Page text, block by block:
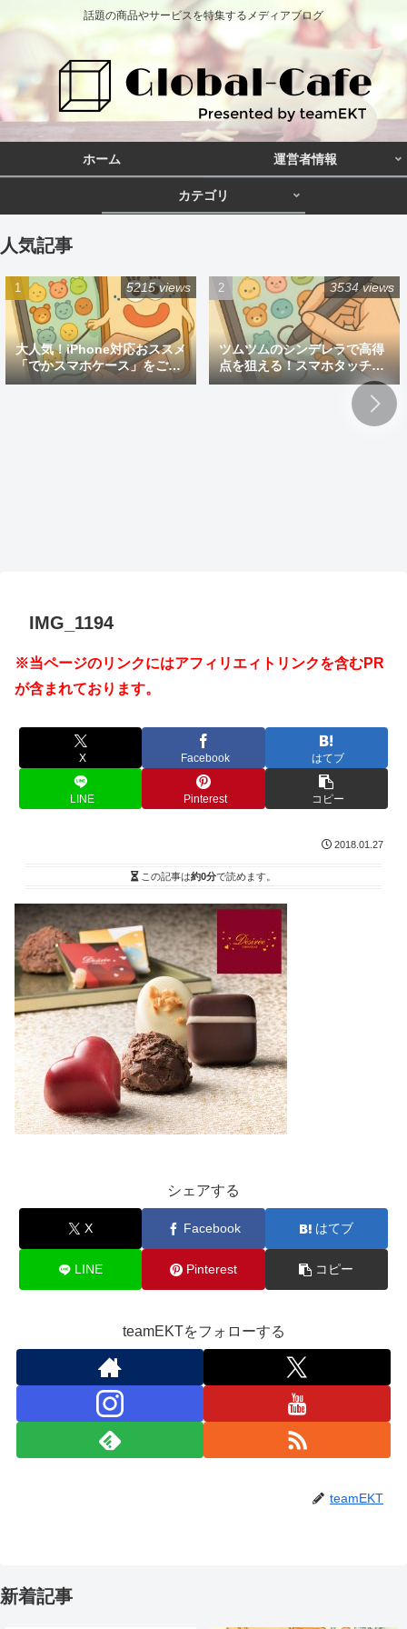
話題の商品やサービスを特集するメディアブログ
ホーム 運営者情報
カテゴリ
人気記事
大人気！iPhone対応おススメ
「でかスマホケース」をご紹
介
5215 views
ツムツムのシンデレラで高得
点を狙える！スマホタッチペ
ン
3534 views
IMG_1194
※当ページのリンクにはアフィリエィトリンクを含むPR
が含まれております。
X Facebook はてブ
LINE Pinterest コピー
2018.01.27
この記事は約0分で読めます。
シェアする
X Facebook はてブ
LINE Pinterest コピー
teamEKTをフォローする
teamEKT
新着記事